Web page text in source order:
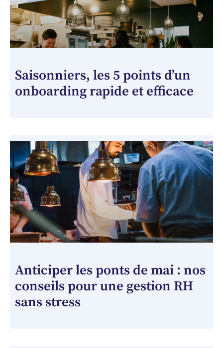
Saisonniers, les 5 points d’un
onboarding rapide et efficace
Anticiper les ponts de mai : nos
conseils pour une gestion RH
sans stress